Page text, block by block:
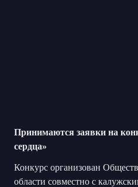
Принимаются заявки на
сердца»
Конкурс организован
области совместно с